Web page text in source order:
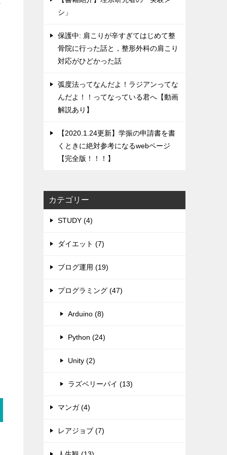
シ」
保護中: 肩こりが辛すぎてはじめて整
骨院に行った話と，整形外科の肩こり
対応がひどかった話
弧度法ってなんだよ！ラジアンってな
んだよ！！ってなっている君へ【動画
解説あり】
【2020.1.24更新】学振の申請書を書
くときに絶対参考になるwebページ
【完全版！！！】
カテゴリー
STUDY (4)
ダイエット (7)
ブログ運用 (19)
プログラミング (47)
Arduino (8)
Python (24)
Unity (2)
ラズベリーパイ (13)
マンガ (4)
レアジョブ (7)